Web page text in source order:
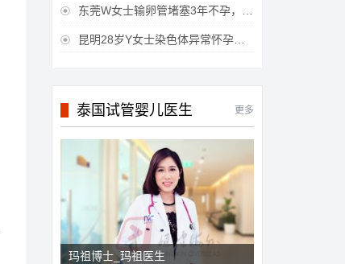
 东莞W女士输卵管堵塞3年不孕，泰国三代试管喜获
 昆明28岁Y女士染色体异常怀孕难，泰国三代试管成功好孕
泰国试管婴儿医生 更多
玛祖博士_玛祖医生